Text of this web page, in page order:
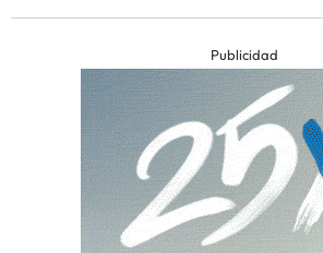
Publicidad